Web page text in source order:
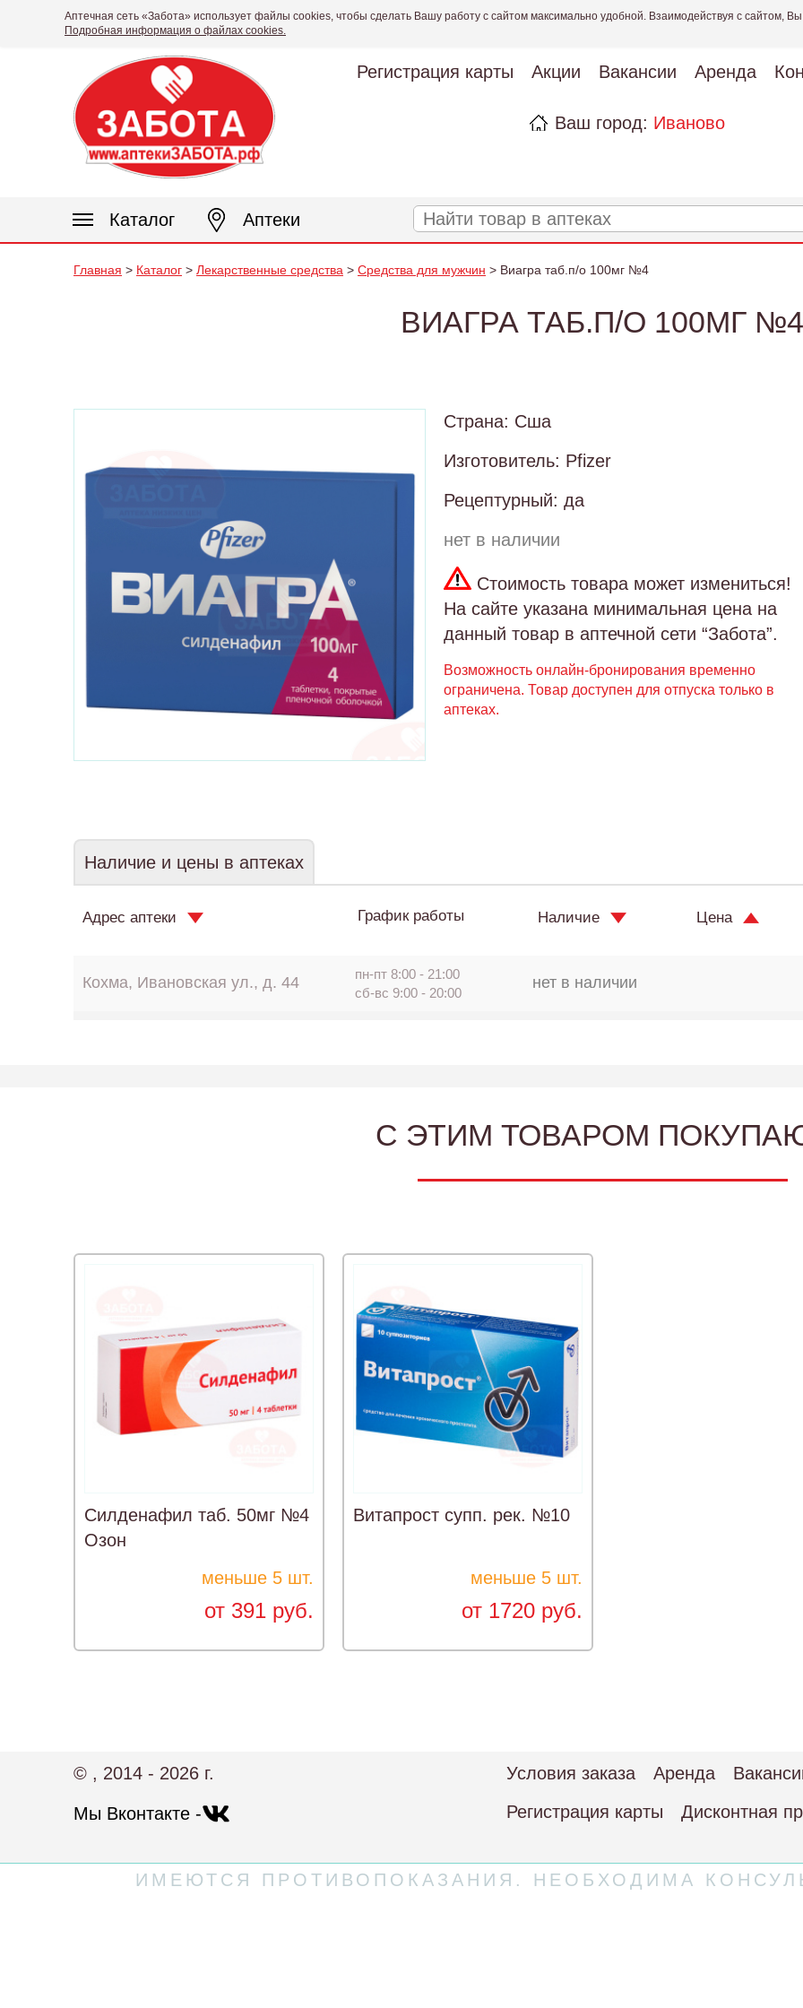
Аптечная сеть «Забота» использует файлы cookies, чтобы сделать Вашу работу с сайтом максимально удобной. Взаимодействуя с сайтом,
Подробная информация о файлах cookies.
Регистрация карты Акции Вакансии Аренда
Ваш город: Иваново
Каталог Аптеки
Главная > Каталог > Лекарственные средства > Средства для мужчин > Виагра таб.п/о 100мг №4
ВИАГРА ТАБ.П/О 100МГ №4
Страна: Сша
Изготовитель: Pfizer
Рецептурный: да
нет в наличии
Стоимость товара может измениться!
На сайте указана минимальная цена на
данный товар в аптечной сети “Забота”.
Возможность онлайн-бронирования временно
ограничена. Товар доступен для отпуска только в
аптеках.
Наличие и цены в аптеках
Адрес аптеки График работы Наличие Цена
Кохма, Ивановская ул., д. 44
пн-пт 8:00 - 21:00
сб-вс 9:00 - 20:00
нет в наличии
C ЭТИМ ТОВАРОМ
Силденафил таб. 50мг №4
Озон
меньше 5 шт.
от 391 руб.
Витапрост супп. рек. №10
меньше 5 шт.
от 1720 руб.
© , 2014 - 2026 г.
Мы Вконтакте -
Условия заказа Аренда
Регистрация карты
Дисконтная
ИМЕЮТСЯ ПРОТИВОПОКАЗАНИЯ. НЕОБХОДИМА